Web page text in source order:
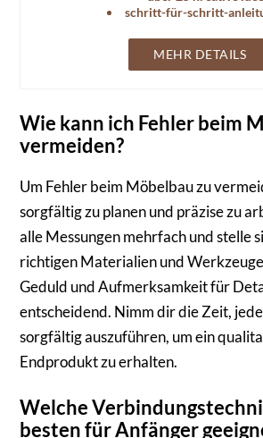
schritt-für-schritt-
MEHR DETAILS
Wie kann ich Fehler beim
vermeiden?
Um Fehler beim Möbelbau zu
sorgfältig zu planen und präzise zu
alle Messungen mehrfach und stelle
richtigen Materialien und
Geduld und Aufmerksamkeit für
entscheidend. Nimm dir die Zeit,
sorgfältig auszuführen, um ein
Endprodukt zu erhalten.
Welche
besten für Anfänger